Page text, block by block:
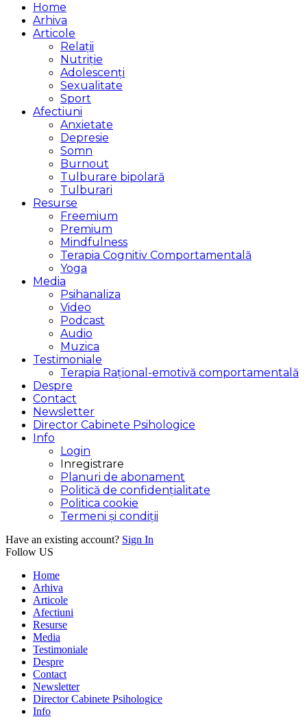
Home
Arhiva
Articole
Relații
Nutriție
Adolescenți
Sexualitate
Sport
Afectiuni
Anxietate
Depresie
Somn
Burnout
Tulburare bipolară
Tulburari
Resurse
Freemium
Premium
Mindfulness
Terapia Cognitiv Comportamentală
Yoga
Media
Psihanaliza
Video
Podcast
Audio
Muzica
Testimoniale
Terapia Rațional-emotivă comportamentală
Despre
Contact
Newsletter
Director Cabinete Psihologice
Info
Login
Inregistrare
Planuri de abonament
Politică de confidențialitate
Politica cookie
Termeni și condiții
Have an existing account? Sign In
Follow US
Home
Arhiva
Articole
Afectiuni
Resurse
Media
Testimoniale
Despre
Contact
Newsletter
Director Cabinete Psihologice
Info